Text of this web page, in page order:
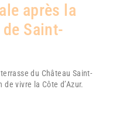
après la
Saint-
du Château Saint-
vivre la Côte d’Azur.